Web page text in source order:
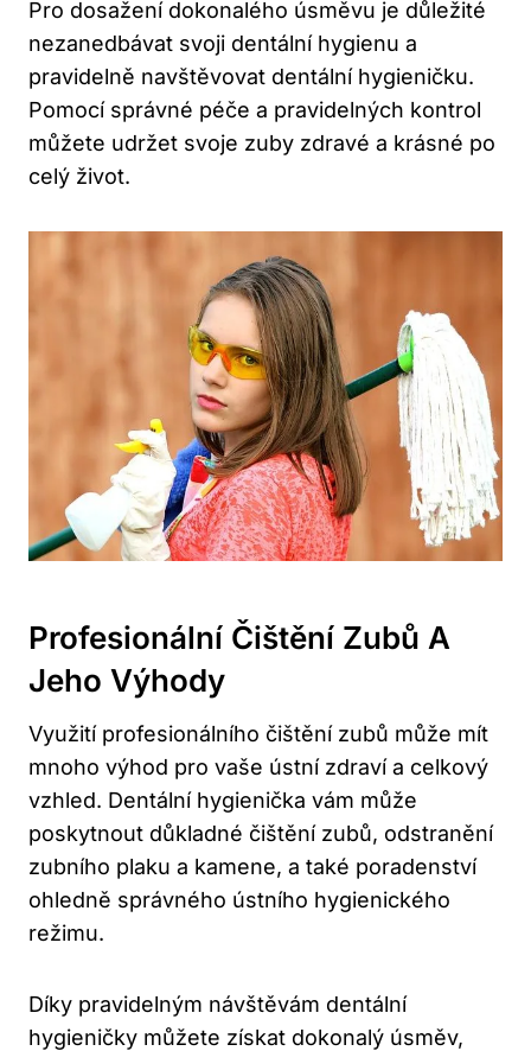
Pro dosažení dokonalého úsměvu je důležité
nezanedbávat svoji dentální hygienu a
pravidelně navštěvovat dentální hygieničku.
Pomocí správné péče a pravidelných kontrol
můžete udržet svoje zuby zdravé a krásné po
celý život.
Profesionální Čištění Zubů A
Jeho Výhody
Využití profesionálního čištění zubů může mít
mnoho výhod pro vaše ústní zdraví a celkový
vzhled. Dentální hygienička vám může
poskytnout důkladné čištění zubů, odstranění
zubního plaku a kamene, a také poradenství
ohledně správného ústního hygienického
režimu.
Díky pravidelným návštěvám dentální
hygieničky můžete získat dokonalý úsměv,